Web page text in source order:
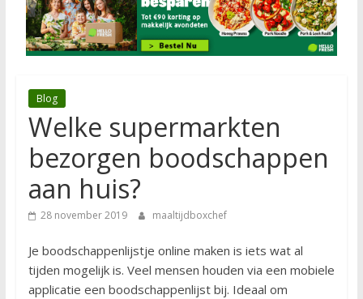
Blog
Welke supermarkten
bezorgen boodschappen
aan huis?
28 november 2019 maaltijdboxchef
Je boodschappenlijstje online maken is iets wat al
tijden mogelijk is. Veel mensen houden via een mobiele
applicatie een boodschappenlijst bij. Ideaal om